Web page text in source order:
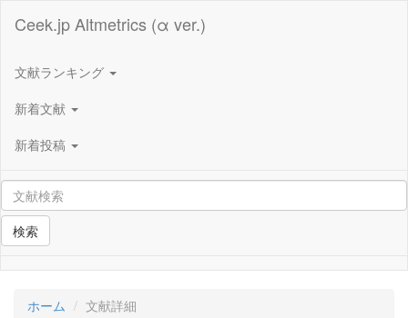
Ceek.jp Altmetrics (α ver.)
文献ランキング
新着文献
新着投稿
検索
ホーム 文献詳細